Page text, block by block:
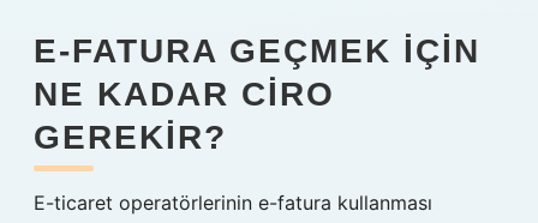
E-FATURA GEÇMEK IÇIN
NE KADAR CIRO
GEREKIR?
E-ticaret operatörlerinin e-fatura kullanması